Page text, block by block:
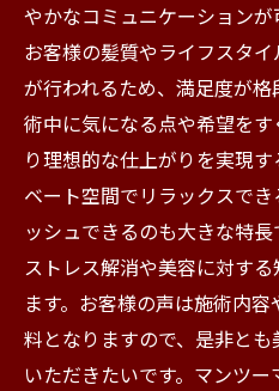
やかなコミュニケーションが
お客様の髪質やライフスタ
が行われるため、満足度が
術中に気になる点や希望を
り理想的な仕上がりを実現
ベート空間でリラックスで
ッシュできるのも大きな特
ストレス解消や美容に対す
ます。お客様の声は施術内
料となりますので、是非と
いただきたいです。マンツ